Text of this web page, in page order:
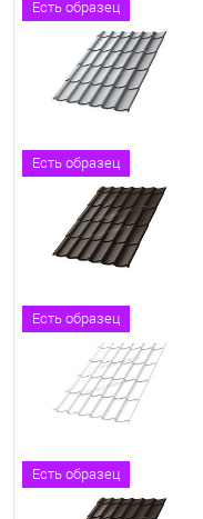
Есть образец
Есть образец
Есть образец
Есть образец